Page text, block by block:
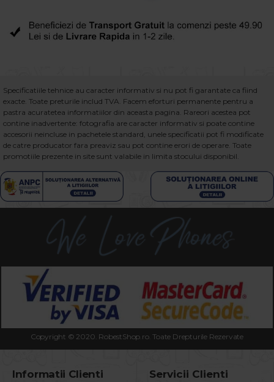
Specificatiile tehnice au caracter informativ si nu pot fi garantate ca fiind
exacte. Toate preturile includ TVA. Facem eforturi permanente pentru a
pastra acuratetea informatiilor din aceasta pagina. Rareori acestea pot
contine inadvertente: fotografia are caracter informativ si poate contine
accesorii neincluse in pachetele standard, unele specificatii pot fi modificate
de catre producator fara preaviz sau pot contine erori de operare. Toate
promotiile prezente in site sunt valabile in limita stocului disponibil.
Copyright © 2020. RobestShop.ro. Toate Drepturile Rezervate
Informatii Clienti Servicii Clienti